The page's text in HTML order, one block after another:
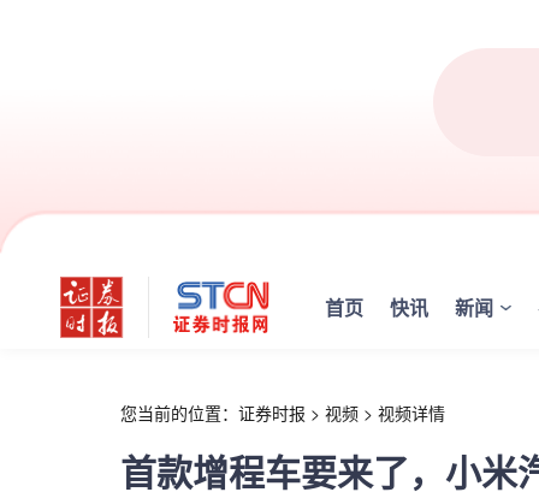
首页 快讯 新闻
您当前的位置： 证券时报 > 视频 > 视频详情
首款增程车要来了，小米